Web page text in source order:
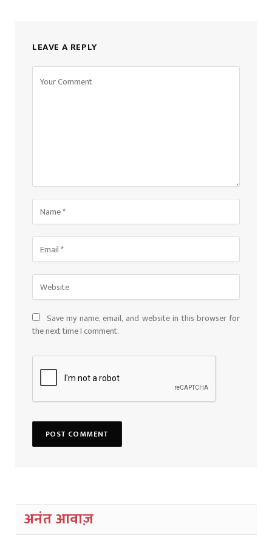
LEAVE A REPLY
Save my name, email, and website in this browser for
the next time I comment.
अनंत आवाज़